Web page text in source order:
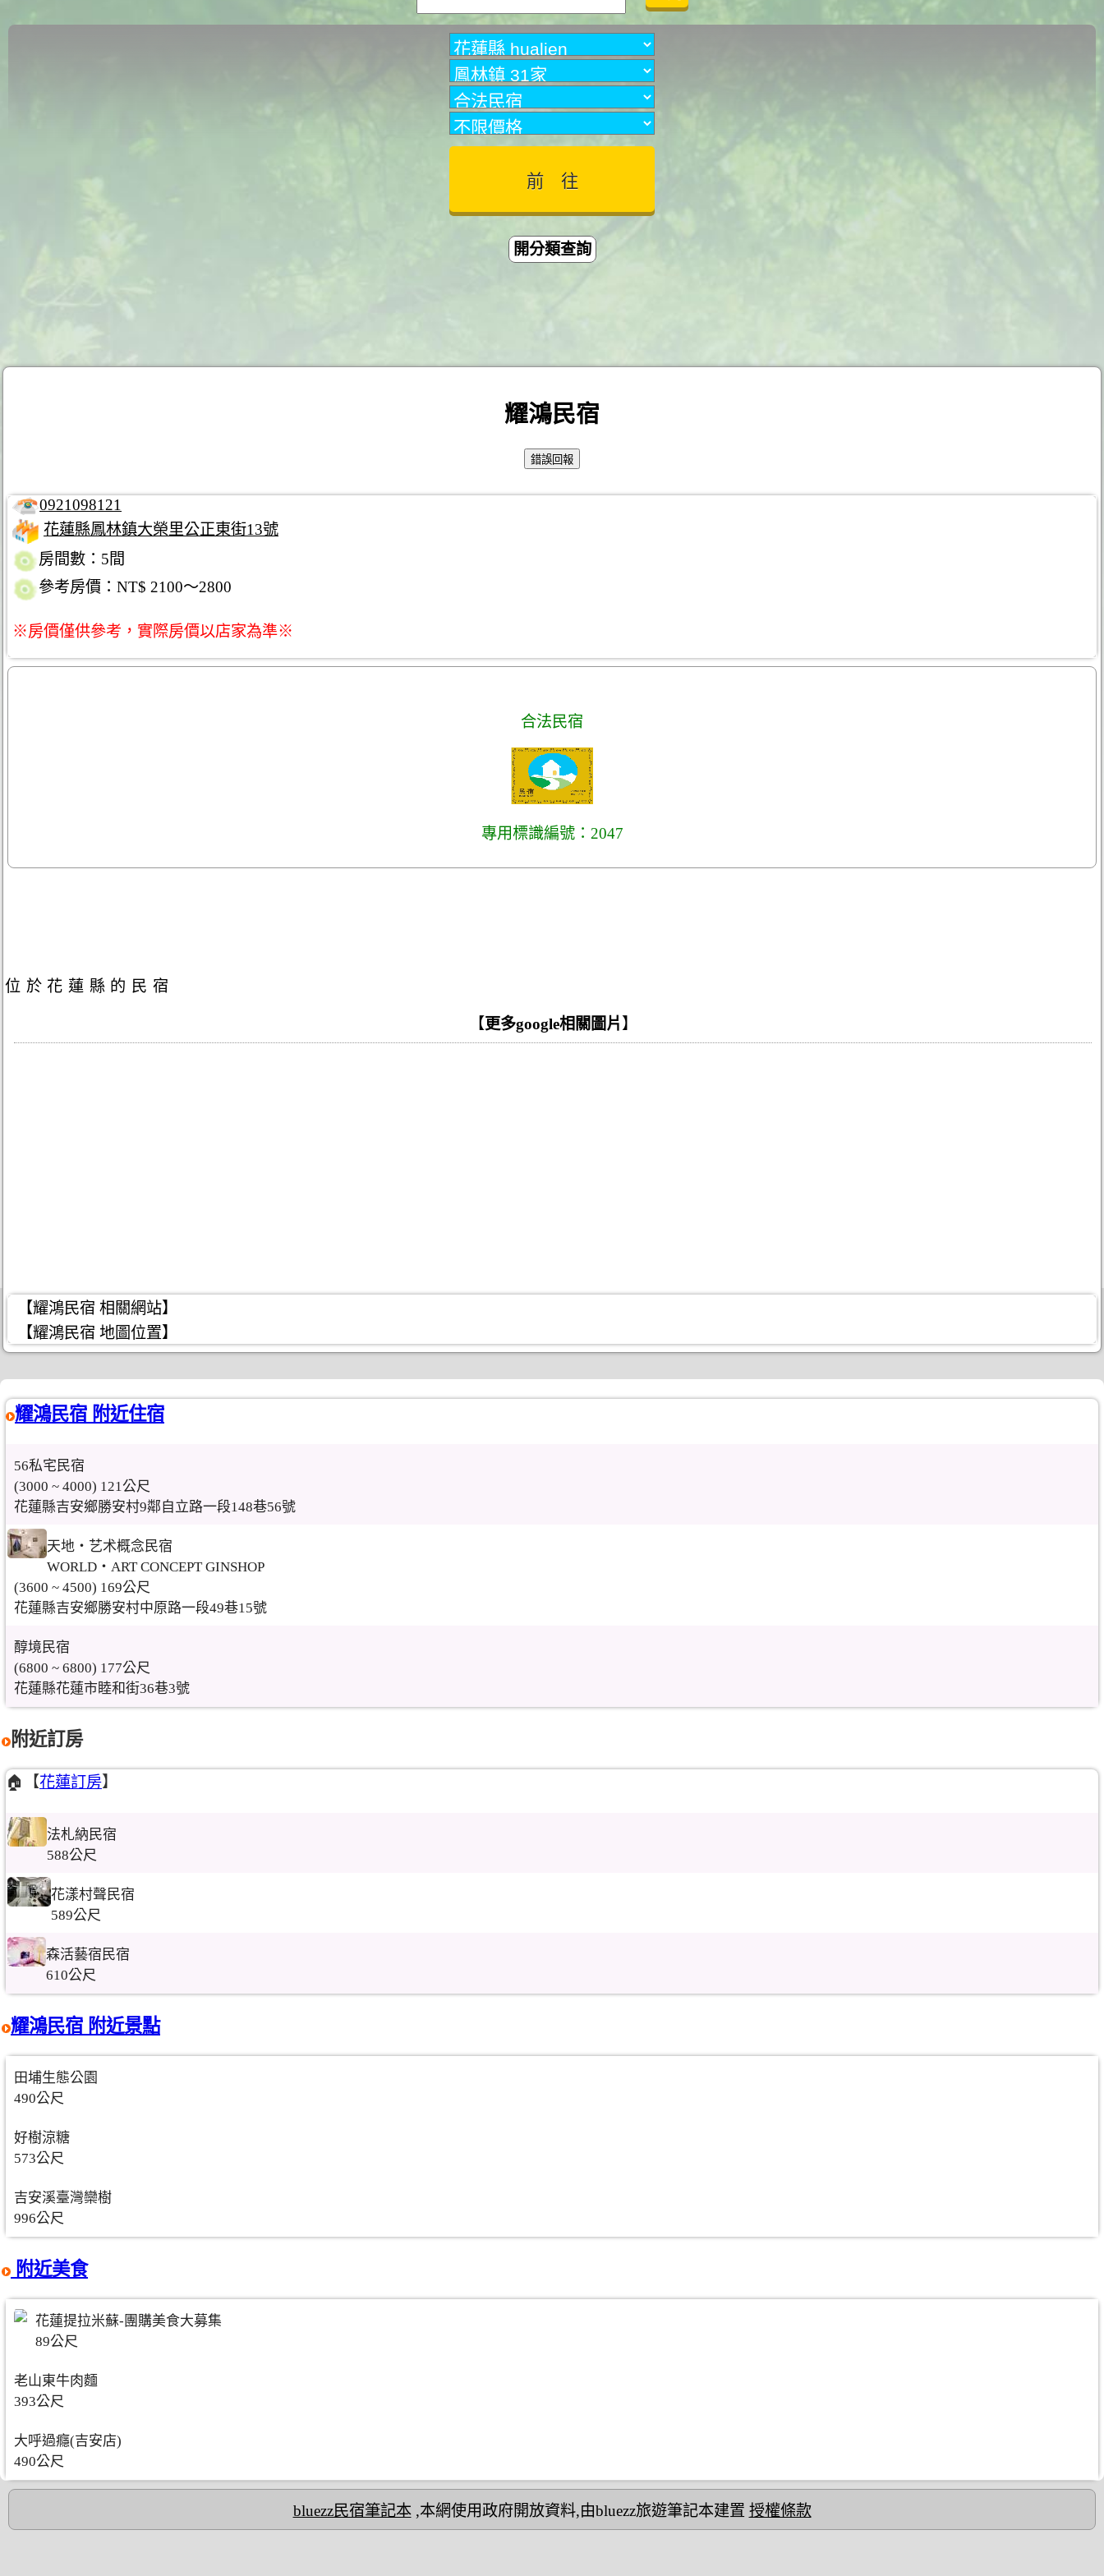
開分類查詢
耀鴻民宿
0921098121
花蓮縣鳳林鎮大榮里公正東街13號
房間數：5間
參考房價：NT$ 2100～2800
※房價僅供參考，實際房價以店家為準※
合法民宿
專用標識編號：2047
位於花蓮縣的民宿
【更多google相關圖片 】
【耀鴻民宿 相關網站】
【耀鴻民宿 地圖位置】
耀鴻民宿 附近住宿
56私宅民宿
(3000 ~ 4000) 121公尺
花蓮縣吉安鄉勝安村9鄰自立路一段148巷56號
天地‧艺术概念民宿
WORLD‧ART CONCEPT GINSHOP
(3600 ~ 4500) 169公尺
花蓮縣吉安鄉勝安村中原路一段49巷15號
醇境民宿
(6800 ~ 6800) 177公尺
花蓮縣花蓮市睦和街36巷3號
附近訂房
🏠【花蓮訂房】
法札納民宿
588公尺
花漾村聲民宿
589公尺
森活藝宿民宿
610公尺
耀鴻民宿 附近景點
田埔生態公園
490公尺
好樹涼糖
573公尺
吉安溪臺灣欒樹
996公尺
附近美食
花蓮提拉米蘇-團購美食大募集
89公尺
老山東牛肉麵
393公尺
大呼過癮(吉安店)
490公尺
bluezz民宿筆記本,本網使用政府開放資料,由bluezz旅遊筆記本建置 授權條款